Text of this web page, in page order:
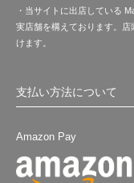
・当サイトに出店している
実店舗を構えております。
けます。
支払い方法について
Amazon Pay